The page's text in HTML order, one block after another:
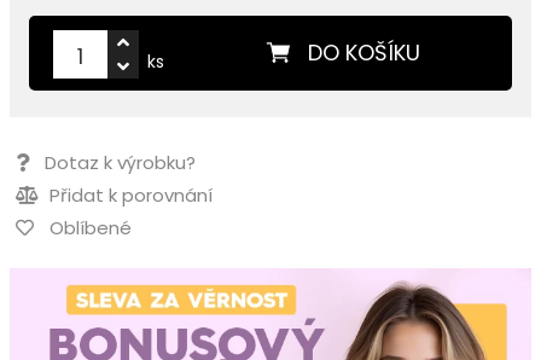
DO KOŠÍKU
ks
Dotaz k výrobku?
Přidat k porovnání
Oblíbené